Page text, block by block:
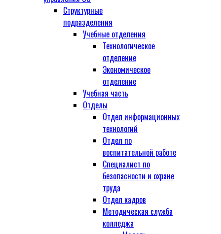
Структурные
подразделения
Учебные отделения
Технологическое
отделение
Экономическое
отделение
Учебная часть
Отделы
Отдел информационных
технологий
Отдел по
воспитательной работе
Специалист по
безопасности и охране
труда
Отдел кадров
Методическая служба
колледжа